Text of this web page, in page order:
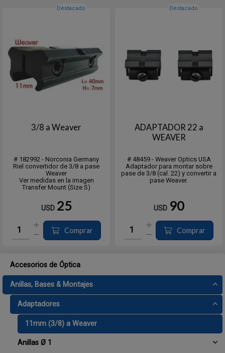
Accesorios de Óptica
Anillas, Bases & Montajes
Adaptadores
11mm (3/8) a Weaver
Anillas Ø 1
Destacado
3/8 a Weaver
# 182992 - Norconia Germany
Riel convertidor de 3/8 a pase
Weaver
Ver medidas en la imagen
Transfer Mount (Size S)
USD 25
Comprar
Destacado
ADAPTADOR 22 a
WEAVER
# 48459 - Weaver Optics USA
Adaptador para montar sobre
pase de 3/8 (cal. 22) y convertir a
pase Weaver.
USD 90
Comprar